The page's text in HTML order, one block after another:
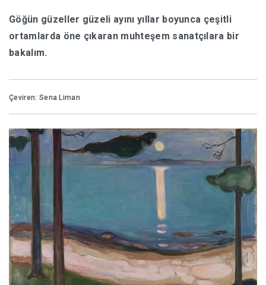
HABERLER
Göğün güzeller güzeli ayını yıllar boyunca çeşitli
ortamlarda öne çıkaran muhteşem sanatçılara bir
bakalım.
Çeviren: Sena Liman